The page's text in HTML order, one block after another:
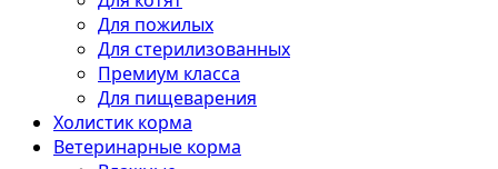
Для пожилых
Для стерилизованных
Премиум класса
Для пищеварения
Холистик корма
Ветеринарные корма